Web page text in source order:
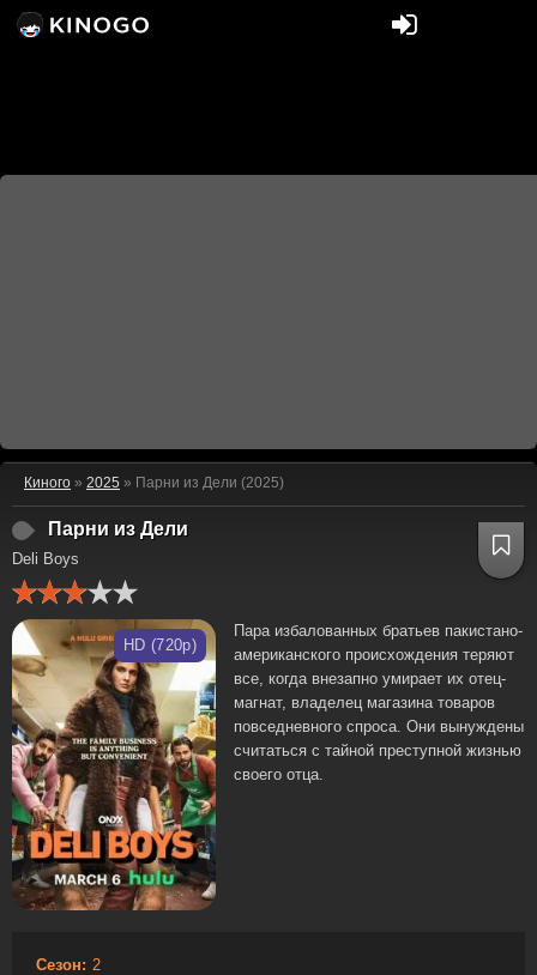
Киного » 2025 » Парни из Дели (2025)
Парни из Дели
Deli Boys
HD (720p)
Пара избалованных братьев пакистано-
американского происхождения теряют
все, когда внезапно умирает их отец-
магнат, владелец магазина товаров
повседневного спроса. Они вынуждены
считаться с тайной преступной жизнью
своего отца.
Сезон: 2